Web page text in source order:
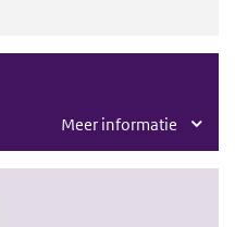
Meer informatie